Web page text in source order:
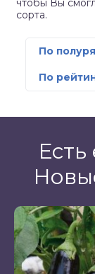
чтобы Вы
сорта.
По
По